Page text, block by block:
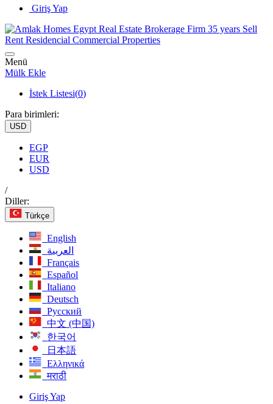
Giriş Yap
Menü
Mülk Ekle
İstek Listesi(0)
Para birimleri:
USD
EGP
EUR
USD
/
Diller:
Türkçe
English
العربية
Français
Español
Italiano
Deutsch
Русский
中文 (中国)
한국어
日本語
Ελληνικά
मराठी
Giriş Yap